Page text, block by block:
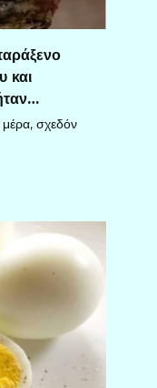
και
σχεδόν